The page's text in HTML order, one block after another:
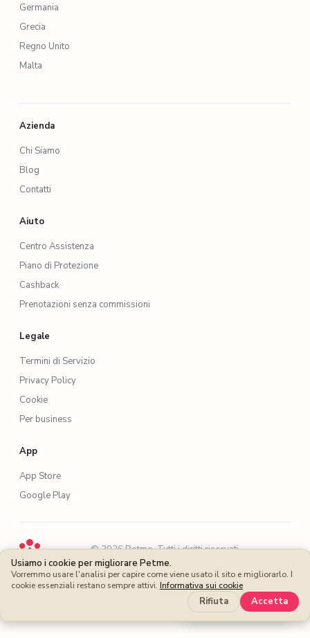
Germania
Grecia
Regno Unito
Malta
Azienda
Chi Siamo
Blog
Contatti
Aiuto
Centro Assistenza
Piano di Protezione
Cashback
Prenotazioni senza commissioni
Legale
Termini di Servizio
Privacy Policy
Cookie
Per business
App
App Store
Google Play
·© 2026 Petme. Tutti i diritti riservati.·
EN ES FR DE IT PT
Risparmia di più
Usiamo i cookie per migliorare Petme.
Vorremmo usare l'analisi per capire come viene usato il sito e migliorarlo. I
cookie essenziali restano sempre attivi. Informativa sui cookie
Rifiuta Accetta